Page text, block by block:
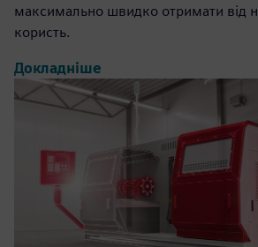
максимально швидко отримати від
користь.
Докладніше